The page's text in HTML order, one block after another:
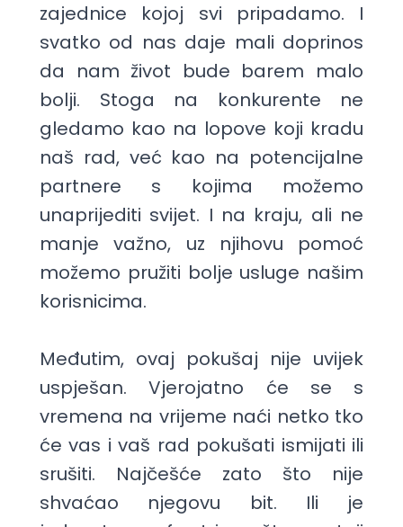
zajednice kojoj svi pripadamo. I
svatko od nas daje mali doprinos
da nam život bude barem malo
bolji. Stoga na konkurente ne
gledamo kao na lopove koji kradu
naš rad, već kao na potencijalne
partnere s kojima možemo
unaprijediti svijet. I na kraju, ali ne
manje važno, uz njihovu pomoć
možemo pružiti bolje usluge našim
korisnicima.
Međutim, ovaj pokušaj nije uvijek
uspješan. Vjerojatno će se s
vremena na vrijeme naći netko tko
će vas i vaš rad pokušati ismijati ili
srušiti. Najčešće zato što nije
shvaćao njegovu bit. Ili je